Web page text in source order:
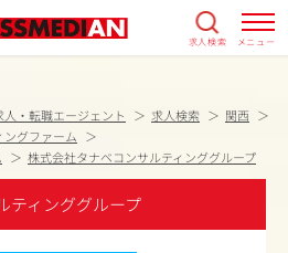
求人検索 メニュー
・転職エージェント 求人検索
関西
ングファーム
株式会社タナベコンサルティンググループ
ティンググループ